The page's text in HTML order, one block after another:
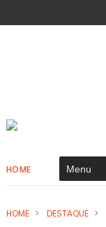
HOME
HOME > DESTAQUE >